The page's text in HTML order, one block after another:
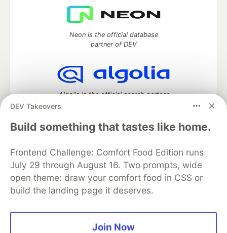
DEV Takeovers
Build something that tastes like home.
Frontend Challenge: Comfort Food Edition runs
July 29 through August 16. Two prompts, wide
open theme: draw your comfort food in CSS or
build the landing page it deserves.
Join Now
Neon is the official database
partner of DEV
Algolia is the official search partner
DEV Community— A space to discuss and keep up software
development and manage your software career
DEV Challenges DEV++
Videos
DEV Education Tracks
Advertise on DEV
Organization Accounts
DEV Showcase
open sourcesoftware that powers